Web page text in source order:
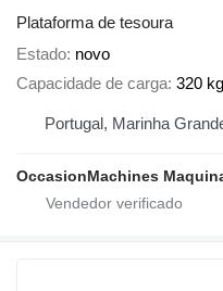
Plataforma de tesoura
Estado novo
Capacidade de carga 320 kg
Portugal, Marinha
OccasionMachines